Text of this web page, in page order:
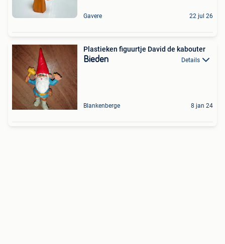
Gavere 22 jul 26
Plastieken figuurtje David de kabouter
Bieden Details
Blankenberge 8 jan 24